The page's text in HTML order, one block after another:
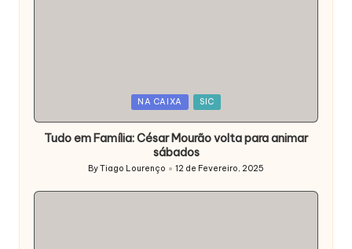
NA CAIXA SIC
Tudo em Família: César Mourão volta para animar
sábados
Posted
by
ByTiago Lourenço 12 de Fevereiro, 2025